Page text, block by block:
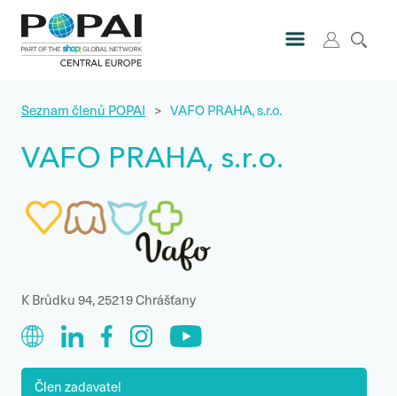
Seznam členů POPAI > VAFO PRAHA, s.r.o.
VAFO PRAHA, s.r.o.
K Brůdku 94, 25219 Chrášťany
Člen zadavatel